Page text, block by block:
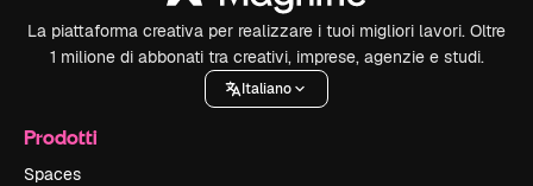
La piattaforma creativa per realizzare i tuoi migliori lavori. Oltre
1 milione di abbonati tra creativi, imprese, agenzie e studi.
Italiano
Prodotti
Spaces